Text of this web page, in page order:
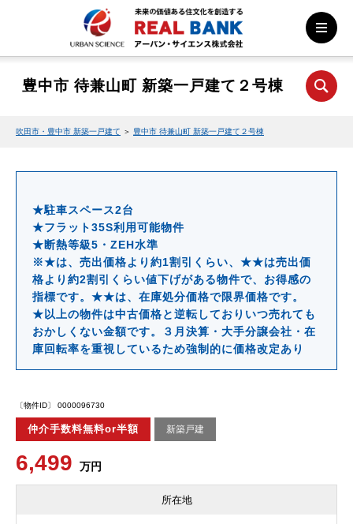
豊中市 待兼山町 新築一戸建て２号棟
吹田市・豊中市 新築一戸建て ＞ 豊中市 待兼山町 新築一戸建て２号棟
★駐車スペース2台
★フラット35S利用可能物件
★断熱等級5・ZEH水準
※★は、売出価格より約1割引くらい、★★は売出価
格より約2割引くらい値下げがある物件で、お得感の
指標です。★★は、在庫処分価格で限界価格です。
★以上の物件は中古価格と逆転しておりいつ売れても
おかしくない金額です。３月決算・大手分譲会社・在
庫回転率を重視しているため強制的に価格改定あり
〔物件ID〕 0000096730
仲介手数料無料or半額 新築戸建
6,499 万円
所在地